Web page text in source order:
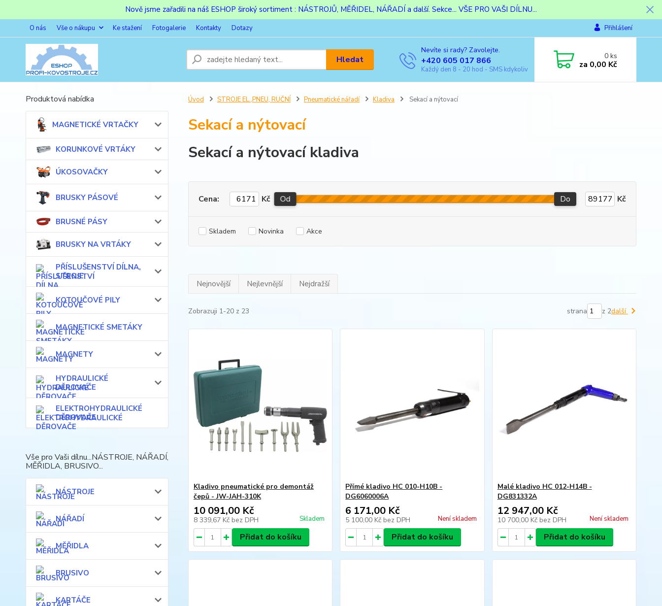
Nově jsme zařadili na náš ESHOP široký sortiment : NÁSTROJŮ, MĚŘIDEL, NÁŘADÍ a další. Sekce... VŠE PRO VAŠI DÍLNU...
O nás Vše o nákupu Ke stažení Fotogalerie Kontakty Dotazy Přihlášení
Hledat
Nevíte si rady? Zavolejte.
+420 605 017 866
Každý den 8 - 20 hod - SMS kdykoliv
0ks
za 0,00 Kč
Produktová nabídka
MAGNETICKÉ VRTAČKY
KORUNKOVÉ VRTÁKY
ÚKOSOVAČKY
BRUSKY PÁSOVÉ
BRUSNÉ PÁSY
BRUSKY NA VRTÁKY
PŘÍSLUŠENSTVÍ DÍLNA,
STROJE
KOTOUČOVÉ PILY
MAGNETICKÉ SMETÁKY
MAGNETY
HYDRAULICKÉ
DĚROVAČE
ELEKTROHYDRAULICKÉ
DĚROVAČE
Vše pro Vaši dílnu...NÁSTROJE, NÁŘADÍ,
MĚŘIDLA, BRUSIVO...
NÁSTROJE
NÁŘADÍ
MĚŘIDLA
BRUSIVO
KARTÁČE
Úvod STROJE EL.,PNEU, RUČNÍ Pneumatické nářadí Kladiva Sekací a nýtovací
Sekací a nýtovací
Sekací a nýtovací kladiva
Cena: Kč Od Do Kč
Skladem Novinka Akce
Nejnovější Nejlevnější Nejdražší
Zobrazuji 1-20 z 23 strana z 2další
Kladivo pneumatické pro demontáž
čepů - JW-JAH-310K
10 091,00 Kč
8 339,67 Kč bez DPH Skladem
Přidat do košíku
Přímé kladivo HC 010-H10B -
DG6060006A
6 171,00 Kč
5 100,00 Kč bez DPH Není skladem
Přidat do košíku
Malé kladivo HC 012-H14B -
DG831332A
12 947,00 Kč
10 700,00 Kč bez DPH Není skladem
Přidat do košíku